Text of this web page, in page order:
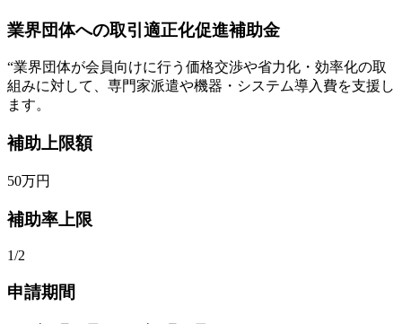
業界団体への取引適正化促進補助金
“業界団体が会員向けに行う価格交渉や省力化・効率化の取
組みに対して、専門家派遣や機器・システム導入費を支援し
ます。
補助上限額
50万円
補助率上限
1/2
申請期間